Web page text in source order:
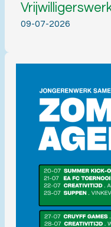
09-07-2026